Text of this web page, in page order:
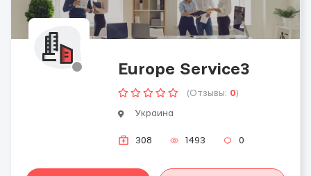
Europe Service3
(Отзывы: 0)
Украина
308 1493 0